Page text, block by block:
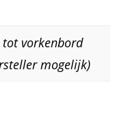
vorkenbord
mogelijk)